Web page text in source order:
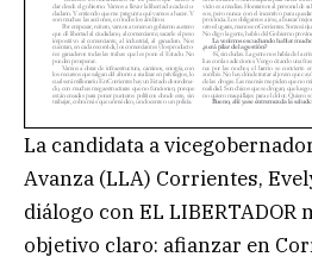
La candidata a
Avanza (LLA) Corrientes,
diálogo con EL
objetivo claro: afianzar en